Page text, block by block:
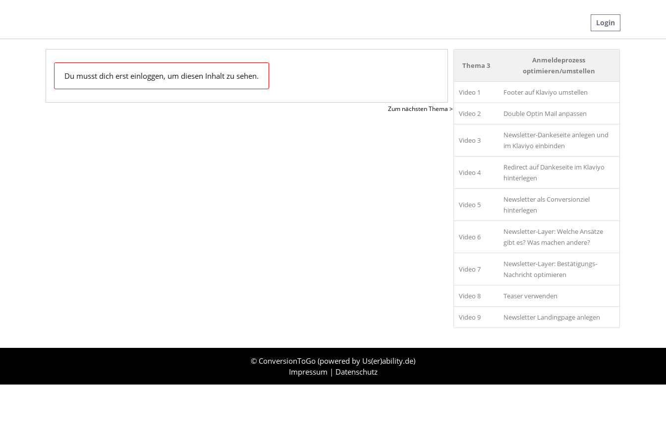
Login
Du musst dich erst einloggen, um diesen Inhalt zu sehen.
Thema 3
Anmeldeprozess
optimieren/umstellen
Video 1 Footer auf Klaviyo umstellen
Video 2 Double Optin Mail anpassen
Video 3
Newsletter-Dankeseite anlegen und
im Klaviyo einbinden
Video 4
Redirect auf Dankeseite im Klaviyo
hinterlegen
Video 5
Newsletter als Conversionziel
hinterlegen
Video 6
Newsletter-Layer: Welche Ansätze
gibt es? Was machen andere?
Video 7
Newsletter-Layer: Bestätigungs-
Nachricht optimieren
Video 8 Teaser verwenden
Video 9 Newsletter Landingpage anlegen
Zum nächsten Thema >
© ConversionToGo (powered by Us(er)ability.de)
Impressum | Datenschutz